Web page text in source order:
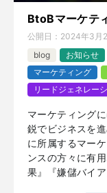
BtoBマーケテ
公開日： 2024年3月
blog
お知らせ
マーケティング
リードジェネレー
マーケティング
鋭でビジネスを
に所属するマー
ンスの方々に有
果』『嫌儲バイ